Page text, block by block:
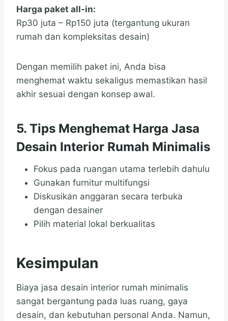
Harga paket all-in:
Rp30 juta – Rp150 juta (tergantung ukuran
rumah dan kompleksitas desain)
Dengan memilih paket ini, Anda bisa
menghemat waktu sekaligus memastikan hasil
akhir sesuai dengan konsep awal.
5. Tips Menghemat Harga Jasa
Desain Interior Rumah Minimalis
Fokus pada ruangan utama terlebih dahulu
Gunakan furnitur multifungsi
Diskusikan anggaran secara terbuka
dengan desainer
Pilih material lokal berkualitas
Kesimpulan
Biaya jasa desain interior rumah minimalis
sangat bergantung pada luas ruang, gaya
desain, dan kebutuhan personal Anda. Namun,